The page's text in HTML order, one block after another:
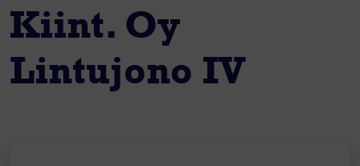
Kiint. Oy
Lintujono IV